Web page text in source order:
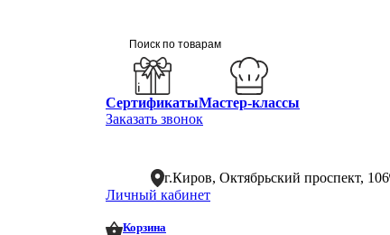
СертификатыМастер-классы
Заказать звонок
г.Киров, Октябрьский проспект, 106
Личный кабинет
Корзина